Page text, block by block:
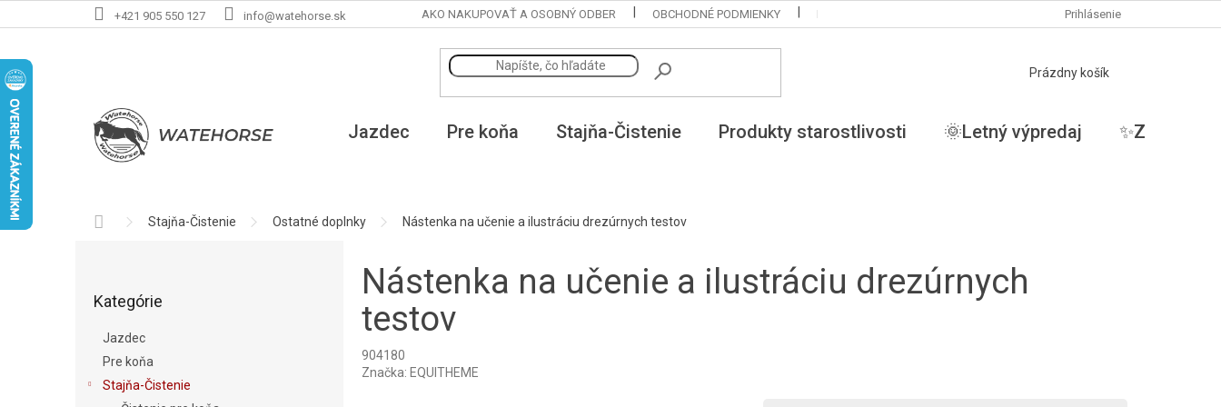
na
+421 905 550 127 info@watehorse.sk AKO NAKUPOVAŤ A OSOBNÝ ODBER OBCHODNÉ PODMIENKY PODMIENKY OCHRANY OSOBNÝCH ÚDAJOV MOJA OBJEDNÁVKA
Prihlásenie
NÁKUPNÝ
Prázdny košík
Jazdec Pre koňa Stajňa-Čistenie Produkty starostlivosti 🌞Letný výpredaj ✨ZĽAVY✨
DomovStajňa-Čistenie Ostatné doplnky Nástenka na učenie a ilustráciu drezúrnych testov
kategórie
Kategórie
Jazdec
Pre koňa
Stajňa-Čistenie
Nástenka na učenie a ilustráciu drezúrnych
testov
904180
Značka: EQUITHEME